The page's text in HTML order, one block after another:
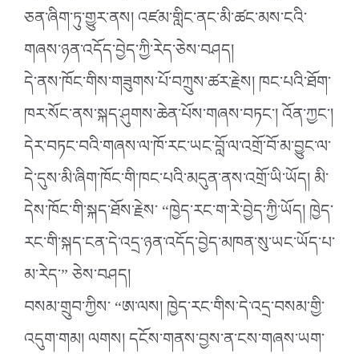
ཅན་ཞིག་ཏུ་གྱུར་ནས། འཛམ་གླིང་ནང་མི་ཚང་མས་ངའི་
གཞས་ཉན་འདོད་བྱེད་ཀྱི་རེད་ཅེས་བཤད།
དེ་ནས་ཁོང་གིས་གཟུགས་པོ་བཀྲུས་ཚར་རྗེས། ཁང་པའི་ཐོག་
ཁར་སོང་ནས་སྐད་ཤུགས་ཆེན་པོས་གཞས་བཏང་། འོན་ཀྱང་།
དེར་བཏང་བའི་གཞས་ལ་ཁོ་རང་ཡང་བློ་ལ་འགྲོ་བོ་མ་བྱུང་ལ་
དེ་དུས་མི་ཞིག་ཁོང་གི་ཁང་པའི་མདུན་ནས་འགྲོ་ཡི་ཡོད། མི་
དེས་ཁོང་གི་སྐད་ཐོས་རྗེས་ “ཁྱེད་རང་ག་རེ་བྱེད་ཀྱི་ཡོད། ཁྱེད་
རང་གི་སྐད་ངན་དེ་འདྲ་ཉན་འདོད་བྱེད་མཁན་སུ་ཡང་ཡོད་པ་
མ་རེད་” ཅེས་བཤད།
བསམ་གྲུབ་ཀྱིས་ “ཨ་ལས། ཁྱེད་རང་གིས་དེ་འདྲ་བསམ་གྱི་
འདུག་གམ། ལགས། དངོས་གནས་བྱས་ན་ངས་གཞས་ཡག་